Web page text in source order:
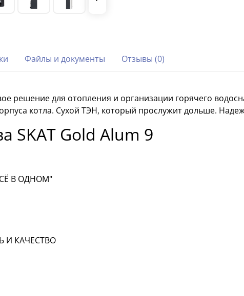
Файлы и документы Отзывы (0)
решение для отопления и организации горячего
котла. Сухой ТЭН, который прослужит дольше.
SKAT Gold Alum 9
В ОДНОМ"
И КАЧЕСТВО